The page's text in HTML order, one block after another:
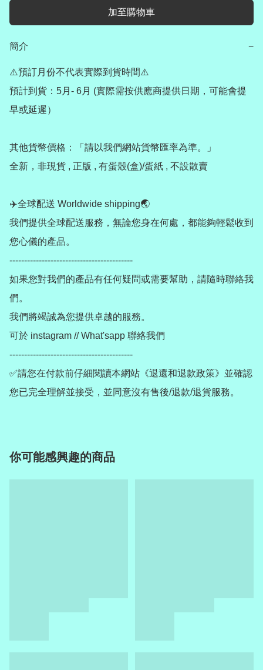
加至購物車
簡介 −
⚠️預訂月份不代表實際到貨時間⚠️
預計到貨：5月- 6月 (實際需按供應商提供日期，可能會提
早或延遲）
其他貨幣價格：「請以我們網站貨幣匯率為準。」
全新，非現貨 , 正版 , 有蛋殼(盒)/蛋紙 , 不設散賣
✈️全球配送 Worldwide shipping🌏
我們提供全球配送服務，無論您身在何處，都能夠輕鬆收到
您心儀的產品。
------------------------------------------
如果您對我們的產品有任何疑問或需要幫助，請隨時聯絡我
們。
我們將竭誠為您提供卓越的服務。
可於 instagram // What'sapp 聯絡我們
------------------------------------------
✅請您在付款前仔細閱讀本網站《退還和退款政策》並確認
您已完全理解並接受，並同意沒有售後/退款/退貨服務。
你可能感興趣的商品